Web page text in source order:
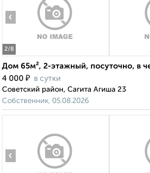
2/8
‹
Дом 65м², 2-этажный, посуточно, в
4 000 ₽ в сутки
Советский район, Сагита Агиша 23
Собственник, 05.08.2026
‹